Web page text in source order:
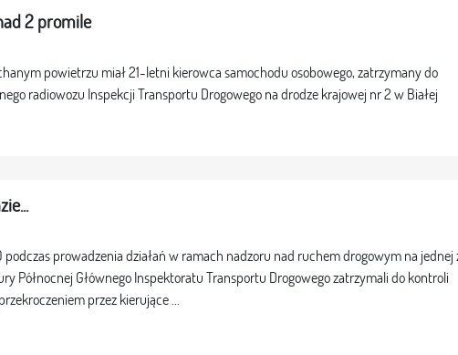
2 promile
powietrzu miał 21-letni kierowca samochodu osobowego, zatrzymany do
radiowozu Inspekcji Transportu Drogowego na drodze krajowej nr 2 w Białej
podczas prowadzenia działań w ramach nadzoru nad ruchem drogowym na jednej
Północnej Głównego Inspektoratu Transportu Drogowego zatrzymali do kontroli
przez kierujące ...